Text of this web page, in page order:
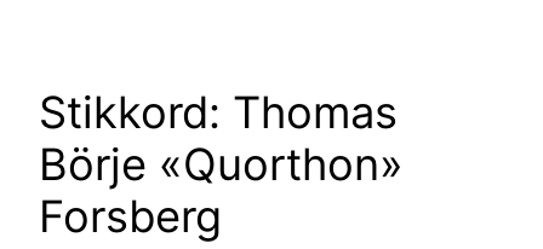
Stikkord: Thomas
Börje «Quorthon»
Forsberg